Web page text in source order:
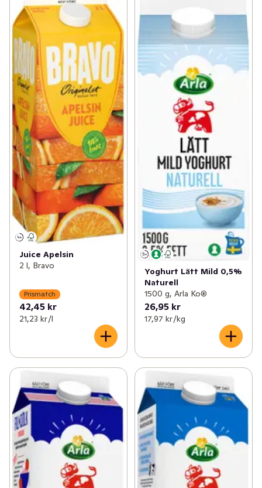
Juice Apelsin
2 l, Bravo
Prismatch
42,45 kr
21,23 kr /l
Yoghurt Lätt Mild 0,5%
Naturell
1500 g, Arla Ko®
26,95 kr
17,97 kr /kg